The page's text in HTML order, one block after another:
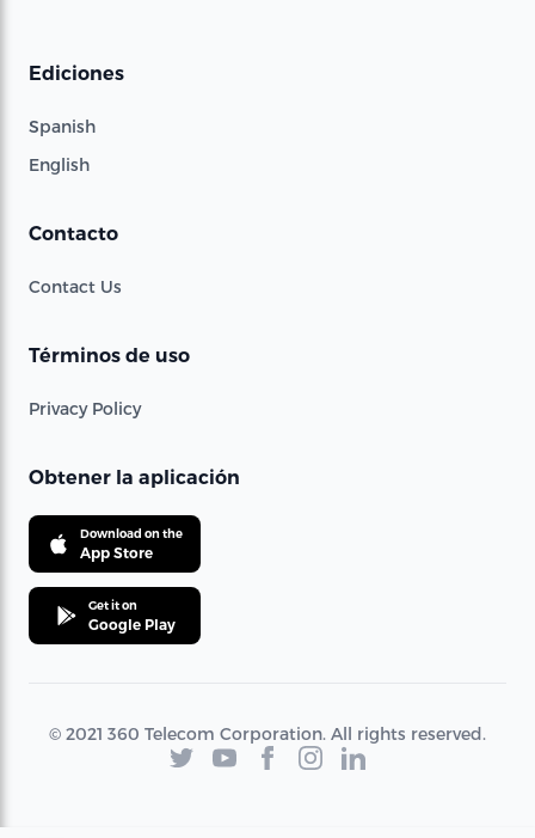
Ediciones
Spanish
English
Contacto
Contact Us
Términos de uso
Privacy Policy
Obtener la aplicación
Download on the
App Store
Get it on
Google Play
© 2021 360 Telecom Corporation. All rights reserved.